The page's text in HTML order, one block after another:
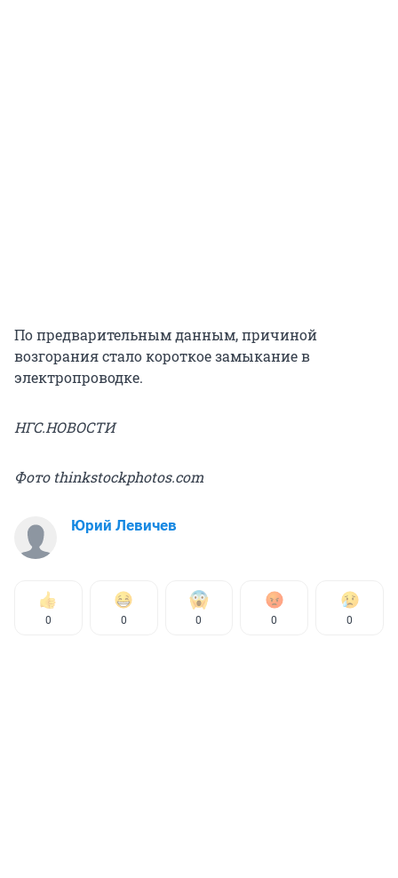
По предварительным данным, причиной
возгорания стало короткое замыкание в
электропроводке.
НГС.НОВОСТИ
Фото thinkstockphotos.com
Юрий Левичев
0 0 0 0 0